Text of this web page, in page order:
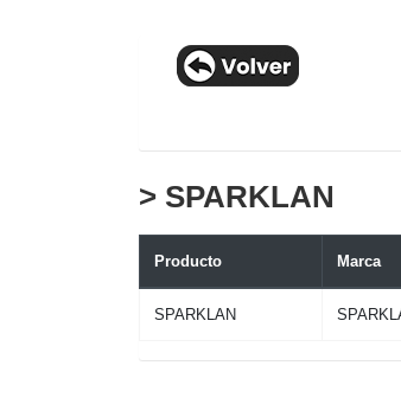
> SPARKLAN
Producto Marca
SPARKLAN